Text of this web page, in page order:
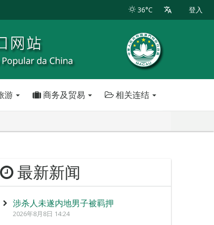
36°C 登入
游 商务及贸易 相关连结
最新新闻
涉杀人未遂内地男子被羁押
2026年8月8日 14:24